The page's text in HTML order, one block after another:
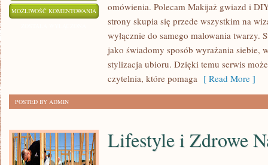
MOŻLIWOŚĆ KOMENTOWANIA PROFESJONALNE
TRIKI
WIZAŻYSTÓW
omówienia. Polecam Makijaż gwiazd i
strony skupia się przede wszystkim na
wyłącznie do samego malowania twarzy.
jako świadomy sposób wyrażania siebie,
stylizacja ubioru. Dzięki temu serwis
czytelnia, które pomaga [ Read More ]
POSTED BY ADMIN
Lifestyle i Zdrowe